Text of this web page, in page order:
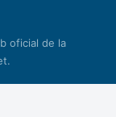
oficial de la